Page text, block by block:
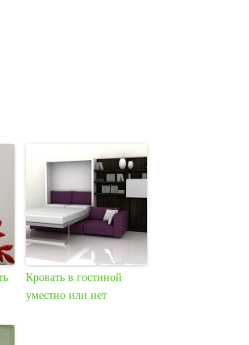
Кровать в гостиной
уместно или нет